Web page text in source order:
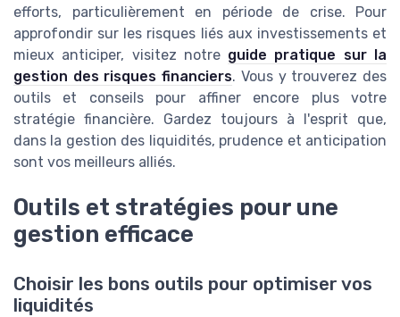
efforts, particulièrement en période de crise. Pour
approfondir sur les risques liés aux investissements et
mieux anticiper, visitez notre guide pratique sur la
gestion des risques financiers. Vous y trouverez des
outils et conseils pour affiner encore plus votre
stratégie financière. Gardez toujours à l'esprit que,
dans la gestion des liquidités, prudence et anticipation
sont vos meilleurs alliés.
Outils et stratégies pour une
gestion efficace
Choisir les bons outils pour optimiser vos
liquidités